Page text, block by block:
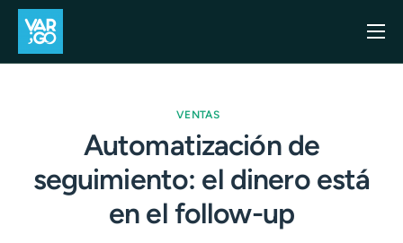
Inicio
Precios
VENTAS
Automatización de
seguimiento: el dinero está
en el follow-up